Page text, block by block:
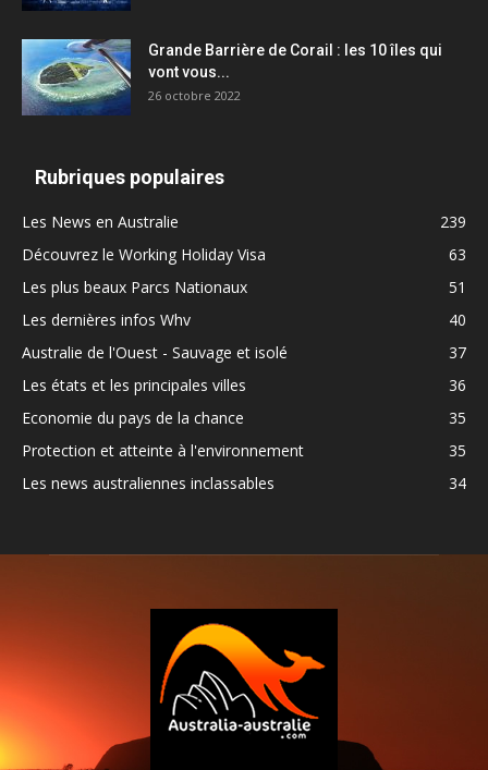
Grande Barrière de Corail : les 10 îles qui
vont vous...
26 octobre 2022
Rubriques populaires
Les News en Australie
239
Découvrez le Working Holiday Visa
63
Les plus beaux Parcs Nationaux
51
Les dernières infos Whv
40
Australie de l'Ouest - Sauvage et isolé
37
Les états et les principales villes
36
Economie du pays de la chance
35
Protection et atteinte à l'environnement
35
Les news australiennes inclassables
34